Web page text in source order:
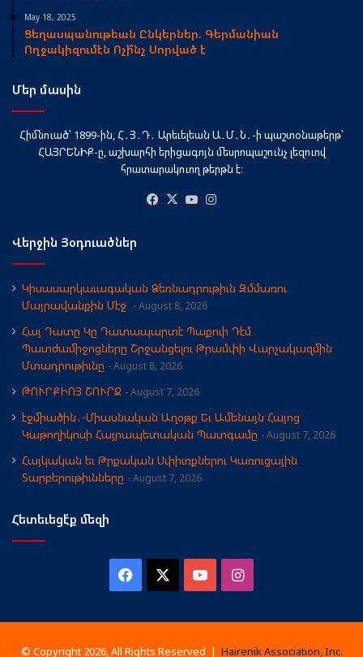
May 18, 2025
Ցեղասպանութեան Ընկերներ. Գերմանիան
Ողջակիզումէն Ոչի՞նչ Սորված է
Մեր մասին
Հիմնուած՝ 1899-ին, Հ․Յ․Դ․ Արեւելեան Ա․Մ․Ն․-ի պաշտօնաթերթ՝
ՀԱՅՐԵՆԻՔ-ը, աշխարհի երիցագոյն մեսրոպաշունչ լեզուով
հրատարակուող թերթն է։
Facebook
X YouTube
Վերջին Յօդուածներ
Կիսասարկաւագական Ձեռնադրութիւն Զմմառու
Մայրավանքին Մէջ
August 8, 2026
Հայ Դատը Կը Դատապարտէ Պաքուի Դէմ
Պատժամիջոցները Շրջանցելու Թրամփի Վարչակազմին
Մտադրութիւնը
August 8, 2026
ԹՈՒՐՔԻՈՅ ՇՈՒՐՋ August 7, 2026
էջմիածին․-Միասնական Աղօթք Եւ Ամենայն Հայոց
Կաթողիկոսի Հայրապետական Պատգամը
August 7, 2026
Հայկական եւ Թրքական Սփիւռքներու Կառուցային
Տարբերութիւնները
August 7, 2026
Հետեւեցէ՛ք մեզի
Facebook YouTubeInstagram
© Copyright 2026, All Rights Reserved | Hairenik Association, Inc.